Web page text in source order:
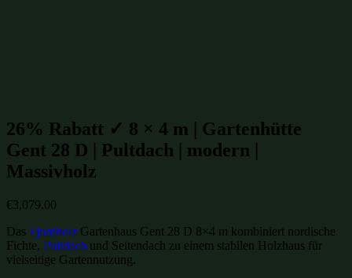
26% Rabatt ✓ 8 × 4 m | Gartenhütte
Gent 28 D | Pultdach | modern |
Massivholz
€3,079.00
Das Fjordholz Gartenhaus Gent 28 D 8×4 m kombiniert nordische
Fichte, Pultdach und Seitendach zu einem stabilen Holzhaus für
vielseitige Gartennutzung.